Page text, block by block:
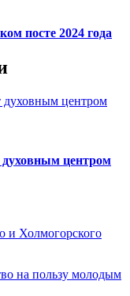
посте 2024 года
центром
и Холмогорского